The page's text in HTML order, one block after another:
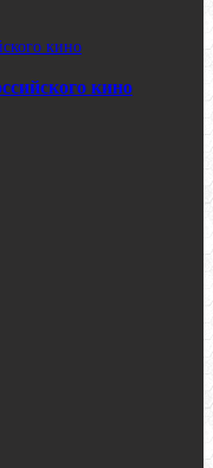
кино